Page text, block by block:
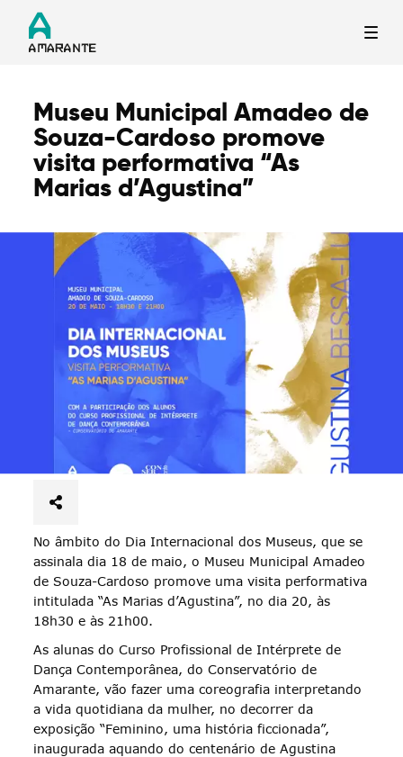
Termo de Pesquisa
Categorias gerais
Filtros
Museu Municipal Amadeo de
Souza-Cardoso promove
visita performativa “As
Marias d’Agustina”
No âmbito do Dia Internacional dos Museus, que se
assinala dia 18 de maio, o Museu Municipal Amadeo
de Souza-Cardoso promove uma visita performativa
intitulada “As Marias d’Agustina”, no dia 20, às
18h30 e às 21h00.
As alunas do Curso Profissional de Intérprete de
Dança Contemporânea, do Conservatório de
Amarante, vão fazer uma coreografia interpretando
a vida quotidiana da mulher, no decorrer da
exposição “Feminino, uma história ficcionada”,
inaugurada aquando do centenário de Agustina